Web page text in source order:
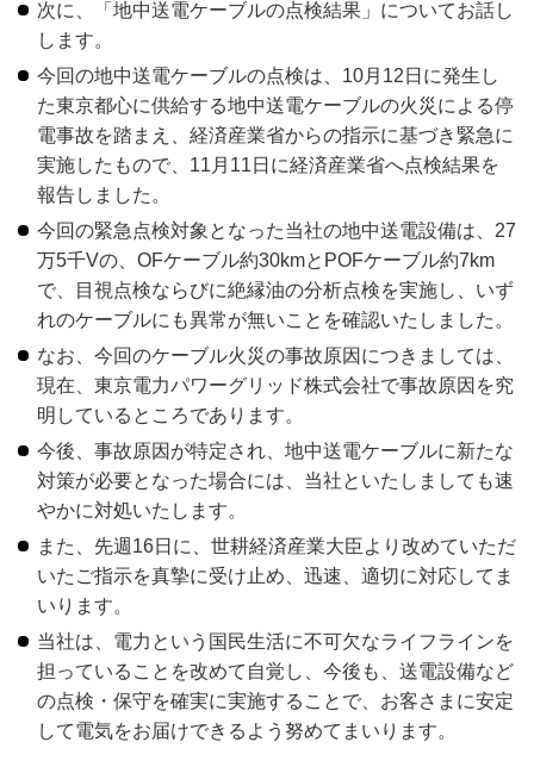
次に、「地中送電ケーブルの点検結果」についてお話し
します。
今回の地中送電ケーブルの点検は、10月12日に発生し
た東京都心に供給する地中送電ケーブルの火災による停
電事故を踏まえ、経済産業省からの指示に基づき緊急に
実施したもので、11月11日に経済産業省へ点検結果を
報告しました。
今回の緊急点検対象となった当社の地中送電設備は、27
万5千Vの、OFケーブル約30kmとPOFケーブル約7km
で、目視点検ならびに絶縁油の分析点検を実施し、いず
れのケーブルにも異常が無いことを確認いたしました。
なお、今回のケーブル火災の事故原因につきましては、
現在、東京電力パワーグリッド株式会社で事故原因を究
明しているところであります。
今後、事故原因が特定され、地中送電ケーブルに新たな
対策が必要となった場合には、当社といたしましても速
やかに対処いたします。
また、先週16日に、世耕経済産業大臣より改めていただ
いたご指示を真摯に受け止め、迅速、適切に対応してま
いります。
当社は、電力という国民生活に不可欠なライフラインを
担っていることを改めて自覚し、今後も、送電設備など
の点検・保守を確実に実施することで、お客さまに安定
して電気をお届けできるよう努めてまいります。